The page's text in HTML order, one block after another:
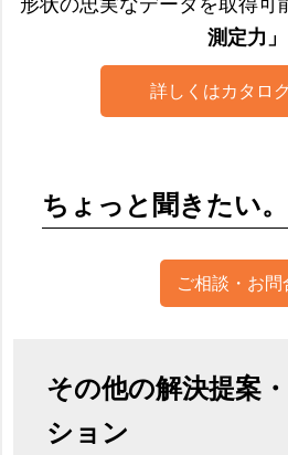
測定力」
詳しくはカタロ
ちょっと聞きたい
ご相談・お問
その他の解決提案
ション